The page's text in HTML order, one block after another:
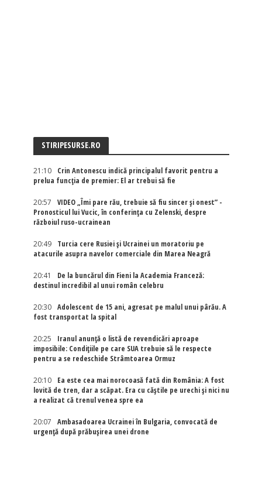
STIRIPESURSE.RO
21:10
Crin Antonescu indică principalul favorit pentru a
prelua funcția de premier: El ar trebui să fie
20:57
VIDEO „Îmi pare rău, trebuie să fiu sincer și onest” -
Pronosticul lui Vucic, în conferința cu Zelenski, despre
războiul ruso-ucrainean
20:49
Turcia cere Rusiei și Ucrainei un moratoriu pe
atacurile asupra navelor comerciale din Marea Neagră
20:41
De la buncărul din Fieni la Academia Franceză:
destinul incredibil al unui român celebru
20:30
Adolescent de 15 ani, agresat pe malul unui pârău. A
fost transportat la spital
20:25
Iranul anunță o listă de revendicări aproape
imposibile: Condițiile pe care SUA trebuie să le respecte
pentru a se redeschide Strâmtoarea Ormuz
20:10
Ea este cea mai norocoasă fată din România: A fost
lovită de tren, dar a scăpat. Era cu căștile pe urechi și nici nu
a realizat că trenul venea spre ea
20:07
Ambasadoarea Ucrainei în Bulgaria, convocată de
urgență după prăbușirea unei drone